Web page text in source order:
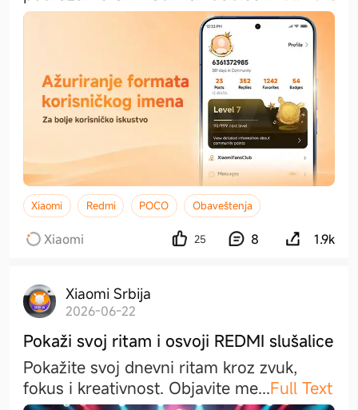
Xiaomi Redmi POCO Obaveštenja
Xiaomi 25 8 1.9k
Xiaomi Srbija
2026-06-22
Pokaži svoj ritam i osvoji REDMI slušalice
Pokažite svoj dnevni ritam kroz zvuk,
fokus i kreativnost. Objavite me...Full Text